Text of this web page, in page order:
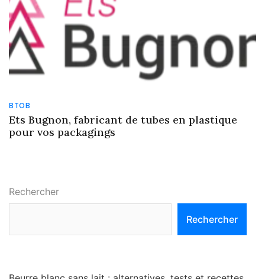
BTOB
Ets Bugnon, fabricant de tubes en plastique
pour vos packagings
Rechercher
Rechercher